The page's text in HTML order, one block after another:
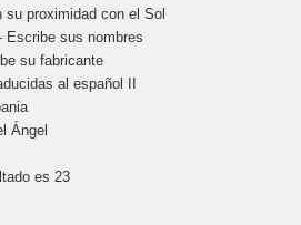
proximidad con el Sol
Escribe sus nombres
su fabricante
al español II
Ángel
es 23